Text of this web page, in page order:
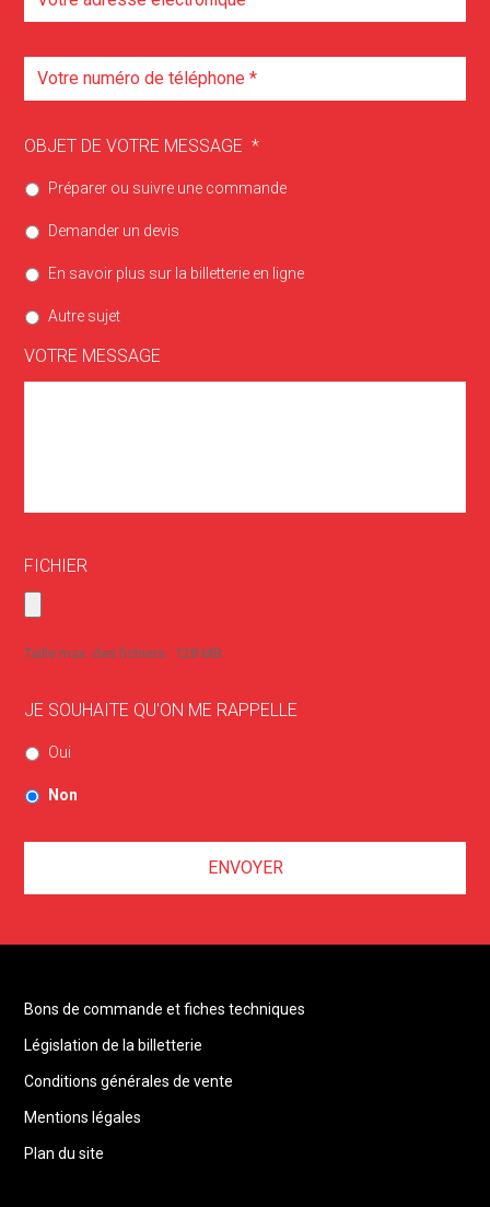
OBJET DE VOTRE MESSAGE *
Préparer ou suivre une commande
Demander un devis
En savoir plus sur la billetterie en ligne
Autre sujet
VOTRE MESSAGE
FICHIER
Taille max. des fichiers : 128 MB.
JE SOUHAITE QU'ON ME RAPPELLE
Oui
Non
Bons de commande et fiches techniques
Législation de la billetterie
Conditions générales de vente
Mentions légales
Plan du site